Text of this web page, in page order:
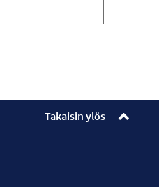
Takaisin ylös